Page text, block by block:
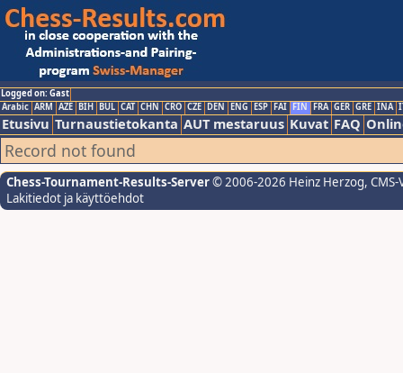
Logged on: Gast
Arabic ARM AZE BIH BUL CAT CHN CRO CZE DEN ENG ESP FAI FIN FRA GER GRE INA
Etusivu Turnaustietokanta AUT mestaruus Kuvat FAQ
Record not found
Chess-Tournament-Results-Server© 2006-2026 Heinz Herzog,
Lakitiedot ja käyttöehdot